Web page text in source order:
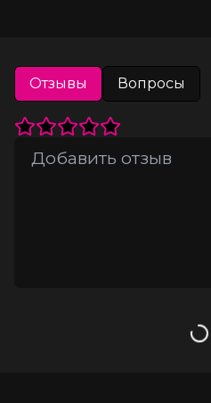
словно вторая кожа облегает
интимные детали, создавая
провокационный образ.
Чулки не входят в комплект.
Готовы погрузиться в мир
Плотный материал скроет
Отзывы Вопросы